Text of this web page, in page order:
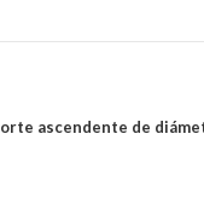
ascendente de